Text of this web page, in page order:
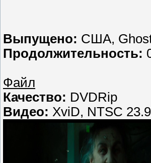
Выпущено: США,
Продолжительность:
Файл
Качество: DVDRip
Видео: XviD, NTSC